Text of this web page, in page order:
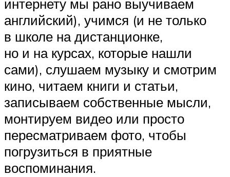
интернету мы рано выучиваем
английский), учимся (и не только
в школе на дистанционке,
но и на курсах, которые нашли
сами), слушаем музыку и смотрим
кино, читаем книги и статьи,
записываем собственные мысли,
монтируем видео или просто
пересматриваем фото, чтобы
погрузиться в приятные
воспоминания.